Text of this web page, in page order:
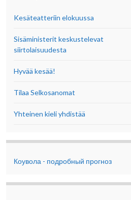
Kesäteatteriin elokuussa
Sisäministerit keskustelevat
siirtolaisuudesta
Hyvää kesää!
Tilaa Selkosanomat
Yhteinen kieli yhdistää
Коувола - подробный прогноз